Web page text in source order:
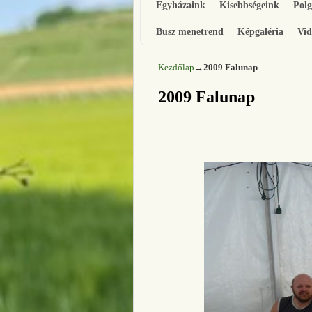
Egyházaink Kisebbségeink
Busz menetrend Képgaléria
Kezdőlap →2009 Falunap
2009 Falunap